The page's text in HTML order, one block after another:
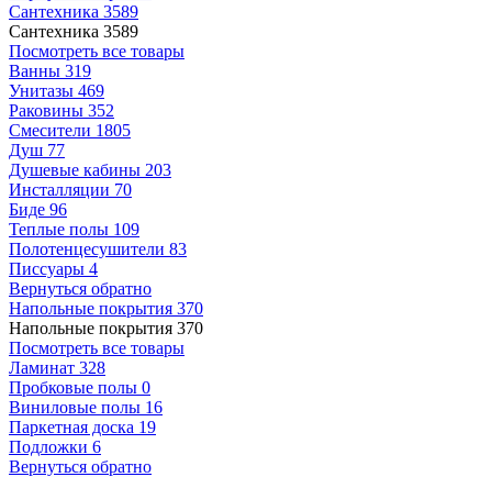
Сантехника 3589
Сантехника 3589
Посмотреть все товары
Ванны 319
Унитазы 469
Раковины 352
Смесители 1805
Душ 77
Душевые кабины 203
Инсталляции 70
Биде 96
Теплые полы 109
Полотенцесушители 83
Писсуары 4
Вернуться обратно
Напольные покрытия 370
Напольные покрытия 370
Посмотреть все товары
Ламинат 328
Пробковые полы 0
Виниловые полы 16
Паркетная доска 19
Подложки 6
Вернуться обратно